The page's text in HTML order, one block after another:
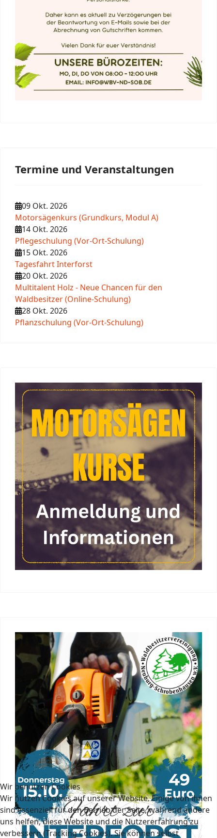
Termine und Veranstaltungen
09 Okt. 2026
Motorsägenkurs (Grundkurs, Modul A)
14 Okt. 2026
Pflegeschulung (Vor-Ort-Schulung)
15 Okt. 2026
Tagesfahrt Interforst
20 Okt. 2026
Multitalent Holz - Neue Chancen für den
Waldbesitzer (Online-Schulung)
28 Okt. 2026
Pflanzschulung (Vor-Ort-Schulung)
Wir benutzen Cookies
Wir nutzen Cookies auf unserer Website. Einige von ihnen
sind essenziell für den Betrieb der Seite, während andere
uns helfen, diese Website und die Nutzererfahrung zu
verbessern (Tracking Cookies). Sie können selbst